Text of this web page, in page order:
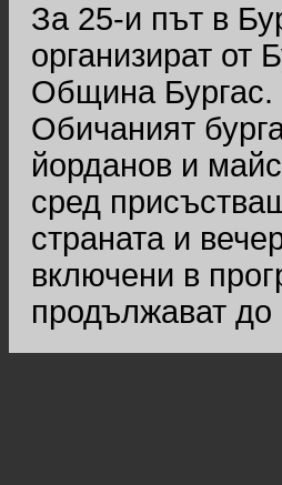
За 25-и път в
организират от
Община Бургас.
Обичаният
йорданов и
сред
страната и
включени в
продължават